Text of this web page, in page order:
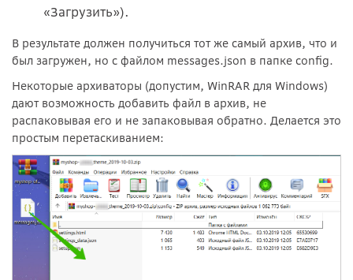
«Загрузить»).
В результате должен получиться тот же самый архив, что и
был загружен, но с файлом messages.json в папке config.
Некоторые архиваторы (допустим, WinRAR для Windows)
дают возможность добавить файл в архив, не
распаковывая его и не запаковывая обратно. Делается это
простым перетаскиванием: